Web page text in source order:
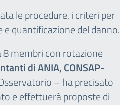
le procedure, i criteri per
quantificazione del danno.
membri con rotazione
di ANIA, CONSAP-
– ha precisato
e effettuerà proposte di